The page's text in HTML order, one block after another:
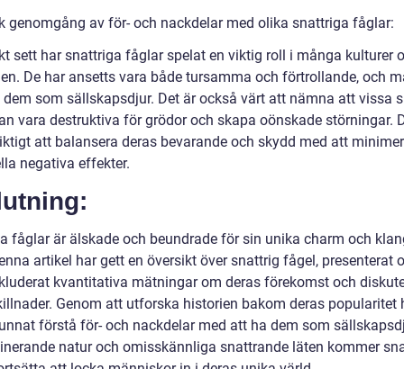
genomgång av för- och nackdelar med olika snattriga fåglar:
sett har snattriga fåglar spelat en viktig roll i många kulturer
De har ansetts vara både tursamma och förtrollande, och
som sällskapsdjur. Det är också värt att nämna att vissa
vara destruktiva för grödor och skapa oönskade störningar.
att balansera deras bevarande och skydd med att
negativa effekter.
fåglar är älskade och beundrade för sin unika charm och
artikel har gett en översikt över snattrig fågel, presenterat
kvantitativa mätningar om deras förekomst och
Genom att utforska historien bakom deras popularitet
förstå för- och nackdelar med att ha dem som
natur och omisskännliga snattrande läten kommer